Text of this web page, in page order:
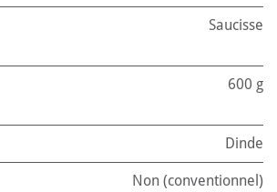
Saucisse
600 g
Dinde
Non (conventionnel)